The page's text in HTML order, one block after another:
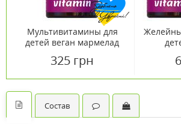
Мультивитамины для
детей веган мармелад
325 грн
Состав